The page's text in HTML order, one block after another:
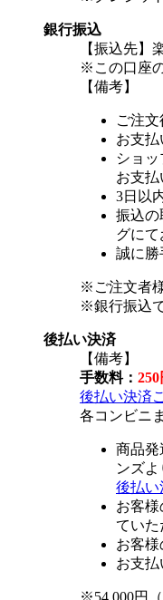
銀行振込
【振込先】
※この口座
【備考】
ご注
お支払
ショ
お支払
3日以
振込の
グにて
誠に勝
※ご注文者
※銀行振込
後払い決済
【備考】
手数料： 250
後払い決済
各コンビニ
商品発
ンズ
後払い
お客
ていた
お客
お支払
※54,000円